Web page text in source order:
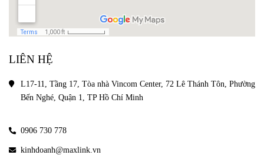
LIÊN HỆ
L17-11, Tầng 17, Tòa nhà Vincom Center, 72 Lê Thánh Tôn, Phường
Bến Nghé, Quận 1, TP Hồ Chí Minh
0906 730 778
kinhdoanh@maxlink.vn